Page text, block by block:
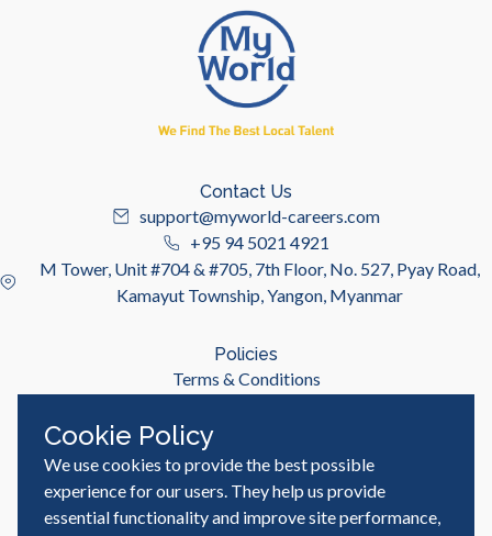
Contact Us
support@myworld-careers.com
+95 94 5021 4921
M Tower, Unit #704 & #705, 7th Floor, No. 527, Pyay Road,
Kamayut Township, Yangon, Myanmar
Policies
Terms & Conditions
Useful Links
Job Seeker
Employer
Cookie Policy
We use cookies to provide the best possible
experience for our users. They help us provide
essential functionality and improve site performance,